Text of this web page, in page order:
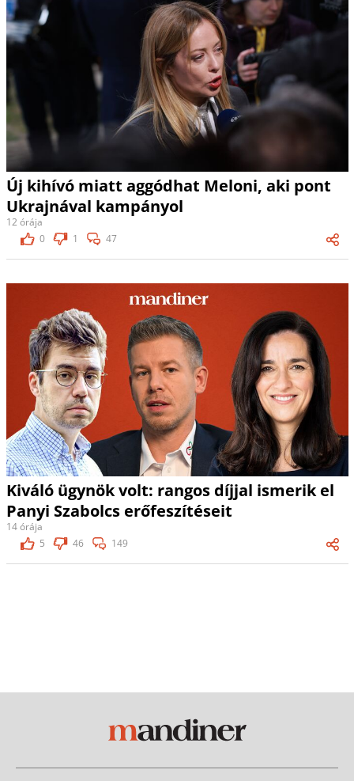
Új kihívó miatt aggódhat Meloni, aki pont
Ukrajnával kampányol
12 órája
0
1 47
Kiváló ügynök volt: rangos díjjal ismerik el
Panyi Szabolcs erőfeszítéseit
14 órája
5
46 149